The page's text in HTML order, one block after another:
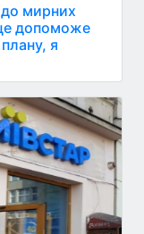
мирних
допоможе
я